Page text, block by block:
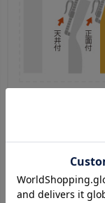
ご注文サイ